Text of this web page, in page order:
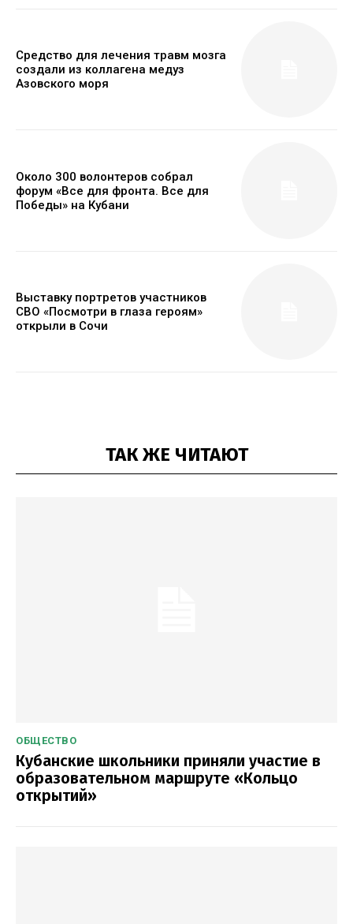
Средство для лечения травм мозга
создали из коллагена медуз
Азовского моря
Около 300 волонтеров собрал
форум «Все для фронта. Все для
Победы» на Кубани
Выставку портретов участников
СВО «Посмотри в глаза героям»
открыли в Сочи
ТАК ЖЕ ЧИТАЮТ
ОБЩЕСТВО
Кубанские школьники приняли участие в
образовательном маршруте «Кольцо
открытий»